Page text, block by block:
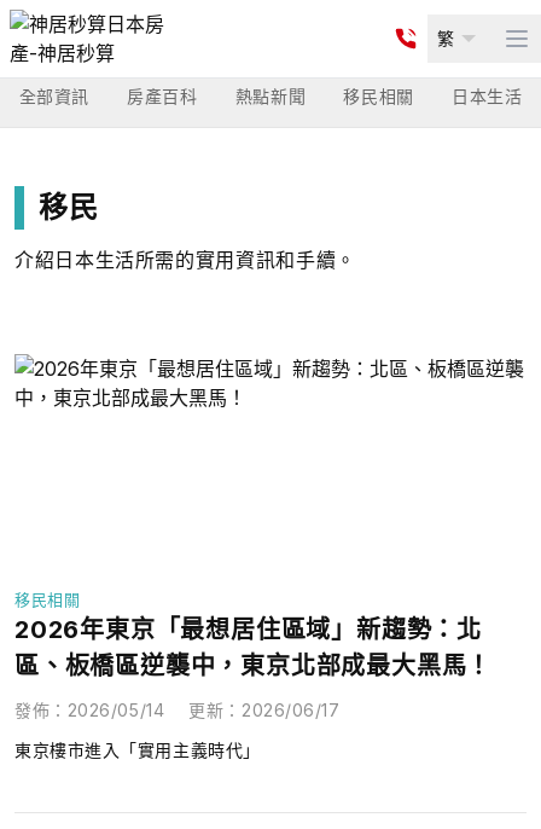
繁
全部資訊 房產百科 熱點新聞 移民相關 日本生活
移民
介紹日本生活所需的實用資訊和手續。
移民相關
2026年東京「最想居住區域」新趨勢：北
區、板橋區逆襲中，東京北部成最大黑馬！
發佈 ： 2026/05/14 更新 ： 2026/06/17
東京樓市進入「實用主義時代」